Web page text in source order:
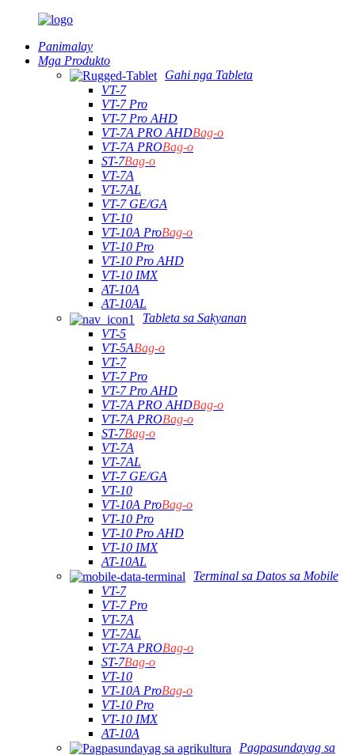
Panimalay
Mga Produkto
Gahi nga Tableta
VT-7
VT-7 Pro
VT-7 Pro AHD
VT-7A PRO AHDBag-o
VT-7A PROBag-o
ST-7Bag-o
VT-7A
VT-7AL
VT-7 GE/GA
VT-10
VT-10A ProBag-o
VT-10 Pro
VT-10 Pro AHD
VT-10 IMX
AT-10A
AT-10AL
Tableta sa Sakyanan
VT-5
VT-5ABag-o
VT-7
VT-7 Pro
VT-7 Pro AHD
VT-7A PRO AHDBag-o
VT-7A PROBag-o
ST-7Bag-o
VT-7A
VT-7AL
VT-7 GE/GA
VT-10
VT-10A ProBag-o
VT-10 Pro
VT-10 Pro AHD
VT-10 IMX
AT-10AL
Terminal sa Datos sa Mobile
VT-7
VT-7 Pro
VT-7A
VT-7AL
VT-7A PROBag-o
ST-7Bag-o
VT-10
VT-10A ProBag-o
VT-10 Pro
VT-10 IMX
AT-10A
Pagpasundayag sa